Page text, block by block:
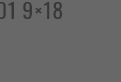
9×18